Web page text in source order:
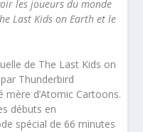
les joueurs du monde
Last Kids on Earth et le
de The Last Kids on
Thunderbird
d’Atomic Cartoons.
débuts en
spécial de 66 minutes